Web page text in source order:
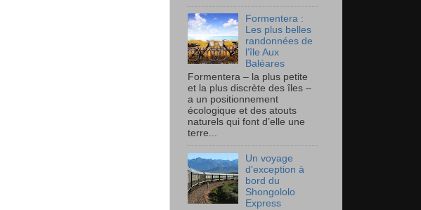
Formentera :
Les plus belles
randonnées de
l’île Aux
Baléares
Formentera – la plus petite
et la plus discrète des îles –
a un positionnement
écologique et des atouts
naturels qui font d’elle une
terre...
Un voyage
d'exception à
bord du
Shongololo
Express